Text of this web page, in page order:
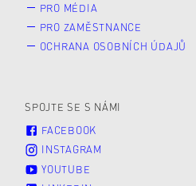
PRO MÉDIA
PRO ZAMĚSTNANCE
OCHRANA OSOBNÍCH ÚDAJŮ
SPOJTE SE S NÁMI
FACEBOOK
INSTAGRAM
YOUTUBE